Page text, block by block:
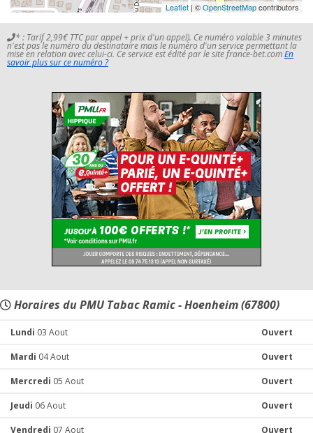
Leaflet | ©OpenStreetMapcontributors
* : Tarif 2,99€ TTC par appel + prix d'un appel). Ce numéro valable 3 minutes
n'est pas le numéro du destinataire mais le numéro d'un service permettant la
mise en relation avec celui-ci. Ce service est édité par le site france-bet.comEn
savoir plus sur ce numéro ?
Horaires du PMU Tabac Ramic - Hoenheim (67800)
Lundi 03 Aout Ouvert
Mardi 04 Aout Ouvert
Mercredi 05 Aout Ouvert
Jeudi 06 Aout Ouvert
Vendredi 07 Aout Ouvert